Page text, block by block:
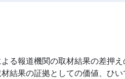
る報道機関の取材結果の差押
結果の証拠としての価値、ひ